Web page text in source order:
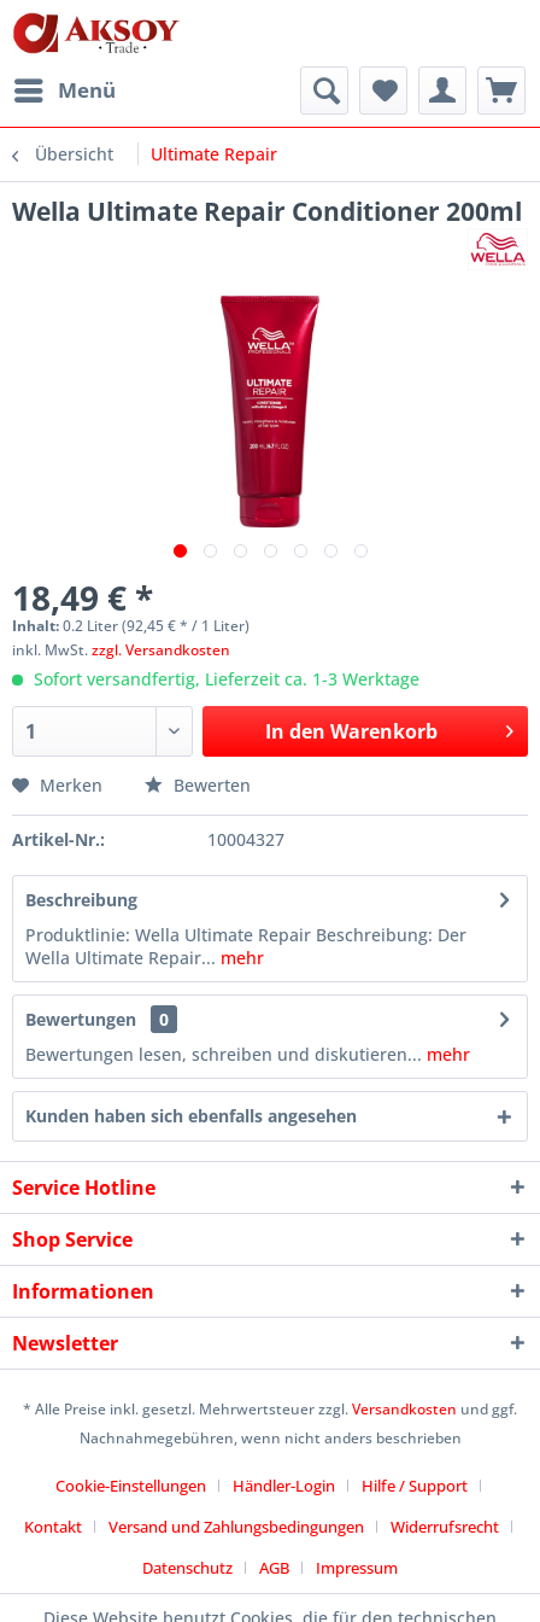
Menü
Übersicht Ultimate Repair
Wella Ultimate Repair Conditioner 200ml
18,49 € *
Inhalt:0.2 Liter (92,45 € * / 1 Liter)
inkl. MwSt.zzgl. Versandkosten
Sofort versandfertig, Lieferzeit ca. 1-3 Werktage
In den Warenkorb
Merken Bewerten
Artikel-Nr.: 10004327
Beschreibung
Produktlinie: Wella Ultimate Repair Beschreibung: Der
Wella Ultimate Repair... mehr
Bewertungen
0
Bewertungen lesen, schreiben und diskutieren... mehr
Kunden haben sich ebenfalls angesehen
Service Hotline
Shop Service
Informationen
Newsletter
* Alle Preise inkl. gesetzl. Mehrwertsteuer zzgl.Versandkosten und ggf.
Nachnahmegebühren, wenn nicht anders beschrieben
Cookie-Einstellungen Händler-Login
Hilfe / Support
Kontakt
Versand und Zahlungsbedingungen
Widerrufsrecht
Datenschutz
AGB Impressum
Designed byicommercetime